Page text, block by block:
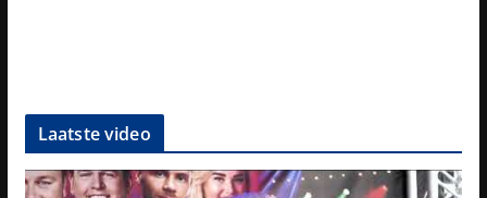
Laatste video